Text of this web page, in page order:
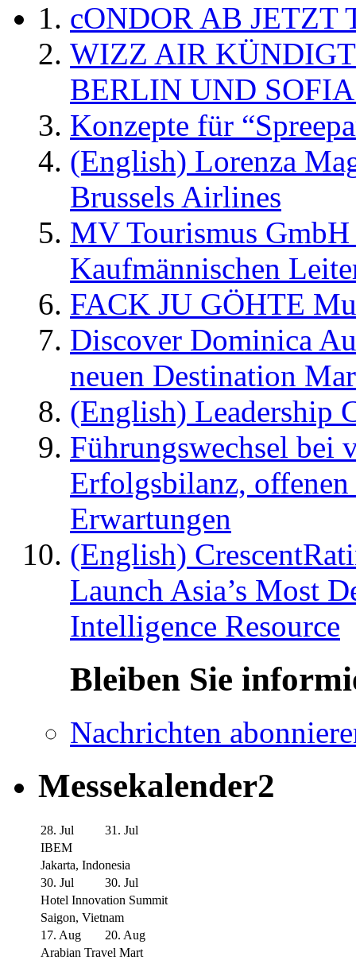
cONDOR AB
WIZZ AIR
BERLIN UND
Konzepte für
(English) Lorenza
Brussels Airlines
MV Tourismus
Kaufmännischen
FACK JU GÖHTE
Discover Dominica
neuen Destination
(English) Leadership
Führungswechsel bei
Erfolgsbilanz,
Erwartungen
(English)
Launch Asia’s Most
Intelligence Resource
Bleiben Sie
Nachrichten
Messekalender2
28. Jul
31. Jul
IBEM
Jakarta, Indonesia
30. Jul
30. Jul
Hotel Innovation Summit
Saigon, Vietnam
17. Aug
20. Aug
Arabian Travel Mart